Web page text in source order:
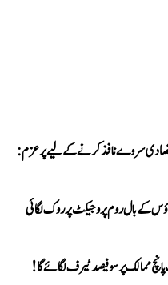
سروے نافذ کرنے کے لیے پرعزم:
کے بال روم پروجیکٹ پر روک لگائی
ممالک پر سو فیصد ٹیرف لگائے گا!